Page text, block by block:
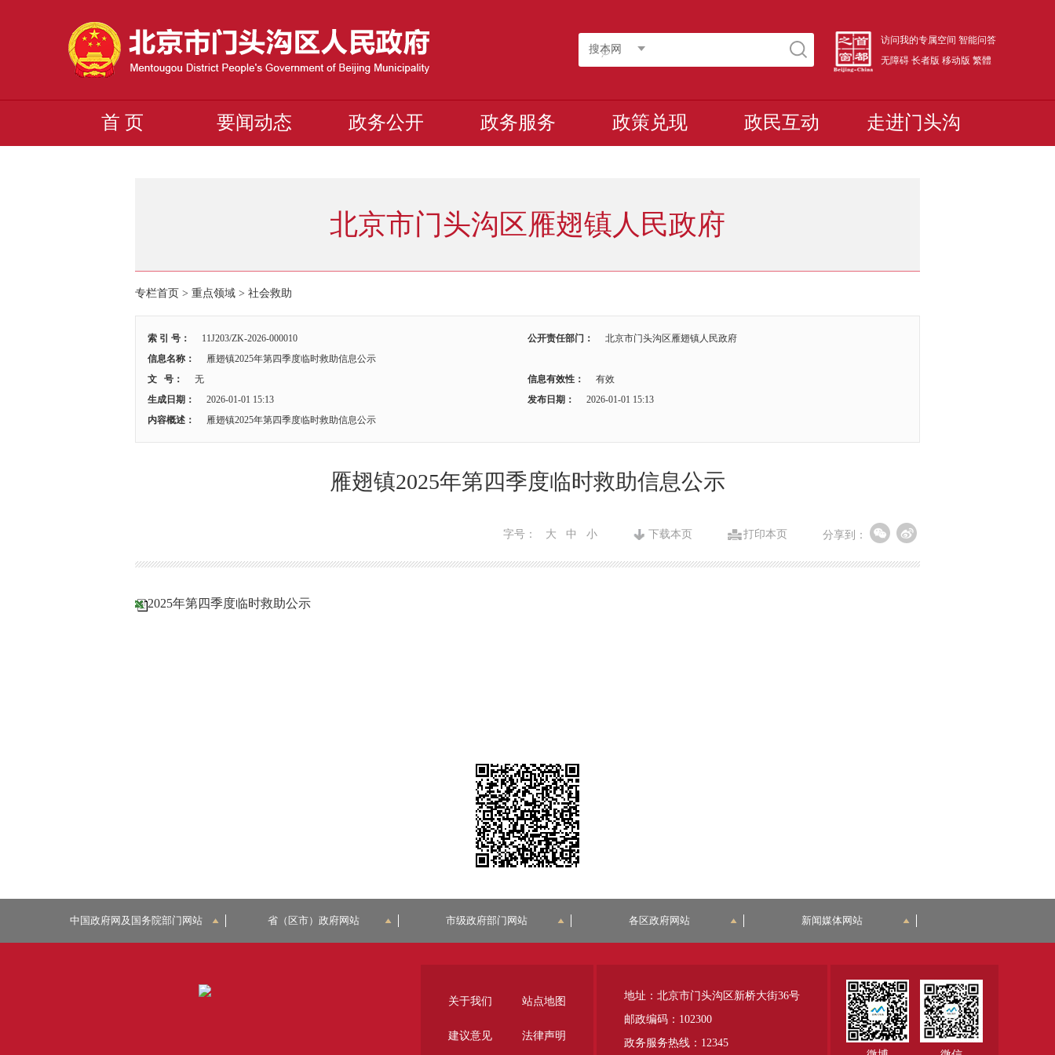
搜本网
访问我的专属空间 智能问答
无障碍 长者版 移动版 繁體
首 页 要闻动态 政务公开 政务服务 政策兑现 政民互动 走进门头沟
北京市门头沟区雁翅镇人民政府
专栏首页 > 重点领域 > 社会救助
索 引 号： 11J203/ZK-2026-000010 公开责任部门：
北京市门头沟区雁翅镇人民政府
信息名称：
雁翅镇2025年第四季度临时救助信息公示
文 号：
无 信息有效性：
有效
生成日期：
2026-01-01 15:13 发布日期：
2026-01-01 15:13
内容概述：
雁翅镇2025年第四季度临时救助信息公示
雁翅镇2025年第四季度临时救助信息公示
分享到：
打印本页
下载本页
字号： 大 中 小
2025年第四季度临时救助公示
中国政府网及国务院部门网站 省（区市）政府网站 市级政府部门网站 各区政府网站 新闻媒体网站
地址：北京市门头沟区新桥大街36号
邮政编码：102300
政务服务热线：12345
关于我们 站点地图
建议意见 法律声明